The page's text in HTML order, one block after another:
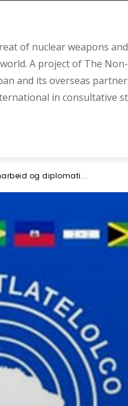
of nuclear weapons
A project of The
and its overseas
in consultative
og diplomati...